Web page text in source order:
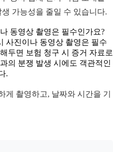
가능성을 줄일 수 있습니다.
동영상 촬영은 필수인가요?
사진이나 동영상 촬영은 필수
두면 보험 청구 시 증거 자료로
의 분쟁 발생 시에도 객관적인
.
게 촬영하고, 날짜와 시간을 기